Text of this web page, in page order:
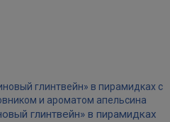
глинтвейн» в пирамидках